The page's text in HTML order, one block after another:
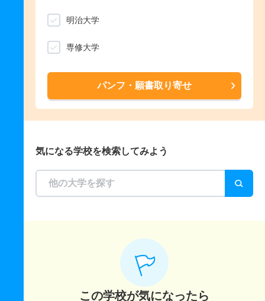
明治大学
専修大学
パンフ・願書取り寄せ
気になる学校を検索してみよう
この学校が気になったら